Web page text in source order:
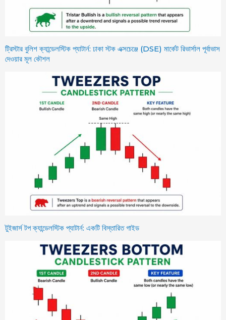
ট্রিস্টার বুলিশ ক্যান্ডেলস্টিক প্যাটার্ন: ঢাকা স্টক এক্সচেঞ্জে (DSE) মার্কেট রিভার্সাল পূর্বাভাস
দেওয়ার মূল কৌশল
টুইজার্স টপ ক্যান্ডেলস্টিক প্যাটার্ন: একটি বিস্তারিত গাইড